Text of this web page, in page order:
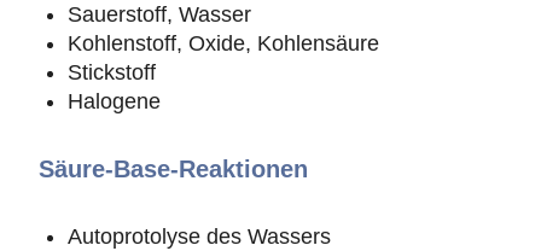
Sauerstoff, Wasser
Kohlenstoff, Oxide, Kohlensäure
Stickstoff
Halogene
Säure-Base-Reaktionen
Autoprotolyse des Wassers